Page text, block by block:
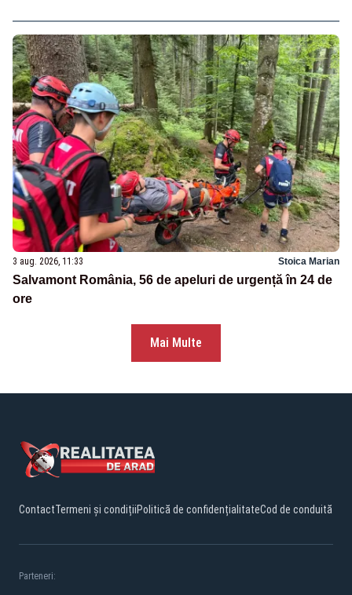
3 aug. 2026, 11:33 Stoica Marian
Salvamont România, 56 de apeluri de urgență în 24 de
ore
Mai Multe
ContactTermeni și condițiiPolitică de confidențialitateCod de conduită
Parteneri: